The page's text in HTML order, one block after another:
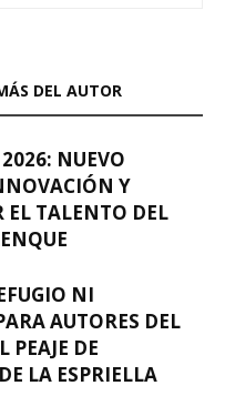
DEL AUTOR
NUEVO
Y
EL TALENTO DEL
NI
AUTORES DEL
PEAJE DE
LA ESPRIELLA